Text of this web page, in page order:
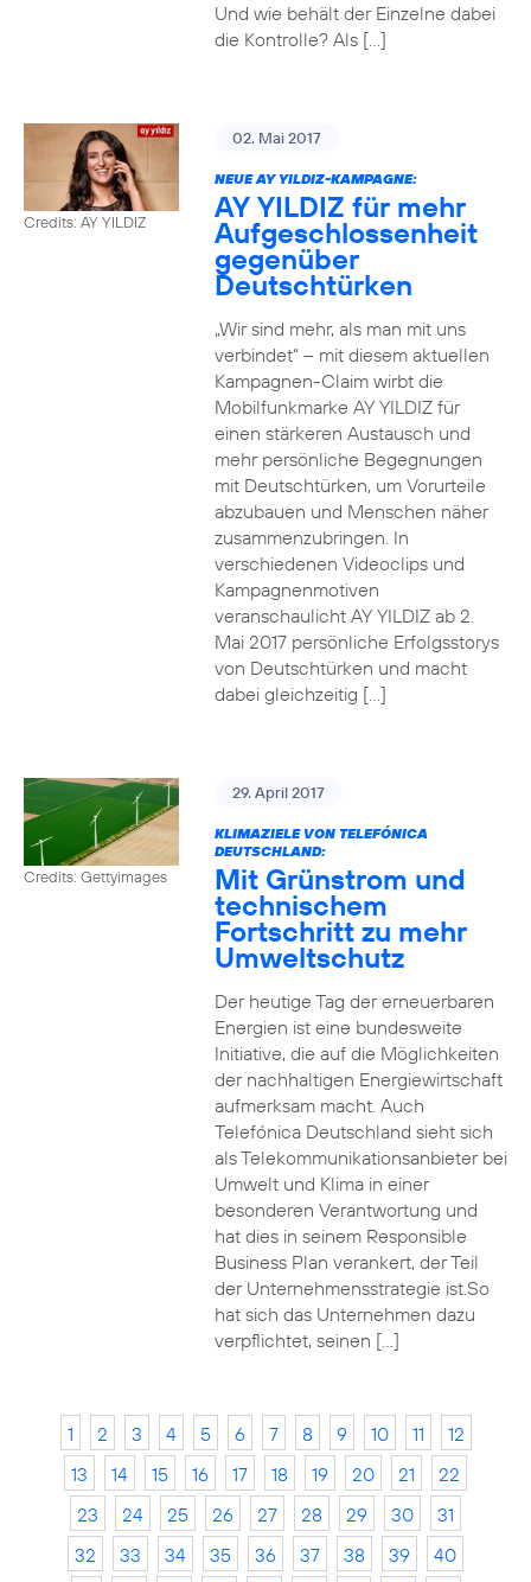
Und wie behält der Einzelne dabei
die Kontrolle? Als […]
Credits: AY YILDIZ
02. Mai 2017
NEUE AY YILDIZ-KAMPAGNE:
AY YILDIZ für mehr
Aufgeschlossenheit
gegenüber
Deutschtürken
„Wir sind mehr, als man mit uns
verbindet“ – mit diesem aktuellen
Kampagnen-Claim wirbt die
Mobilfunkmarke AY YILDIZ für
einen stärkeren Austausch und
mehr persönliche Begegnungen
mit Deutschtürken, um Vorurteile
abzubauen und Menschen näher
zusammenzubringen. In
verschiedenen Videoclips und
Kampagnenmotiven
veranschaulicht AY YILDIZ ab 2.
Mai 2017 persönliche Erfolgsstorys
von Deutschtürken und macht
dabei gleichzeitig […]
Credits: Gettyimages
29. April 2017
KLIMAZIELE VON TELEFÓNICA
DEUTSCHLAND:
Mit Grünstrom und
technischem
Fortschritt zu mehr
Umweltschutz
Der heutige Tag der erneuerbaren
Energien ist eine bundesweite
Initiative, die auf die Möglichkeiten
der nachhaltigen Energiewirtschaft
aufmerksam macht. Auch
Telefónica Deutschland sieht sich
als Telekommunikationsanbieter bei
Umwelt und Klima in einer
besonderen Verantwortung und
hat dies in seinem Responsible
Business Plan verankert, der Teil
der Unternehmensstrategie ist.So
hat sich das Unternehmen dazu
verpflichtet, seinen […]
1 2 3 4 5 6 7 8 9 10 11
12
13
14 15 16 17 18 19 20 21
22
23
24 25 26 27 28 29 30
31
32
33 34 35 36 37 38 39
40